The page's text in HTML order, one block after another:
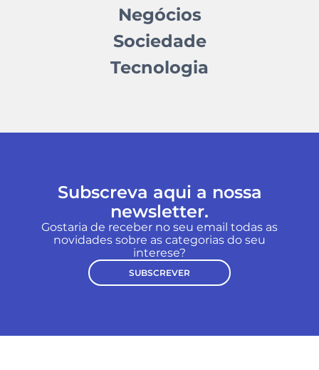
Negócios
Sociedade
Tecnologia
Subscreva aqui a nossa
newsletter.
Gostaria de receber no seu email todas as
novidades sobre as categorias do seu
interese?
SUBSCREVER